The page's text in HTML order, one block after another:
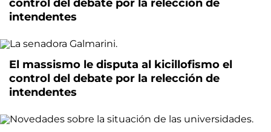
control del debate por la relección de
intendentes
El massismo le disputa al kicillofismo el
control del debate por la relección de
intendentes